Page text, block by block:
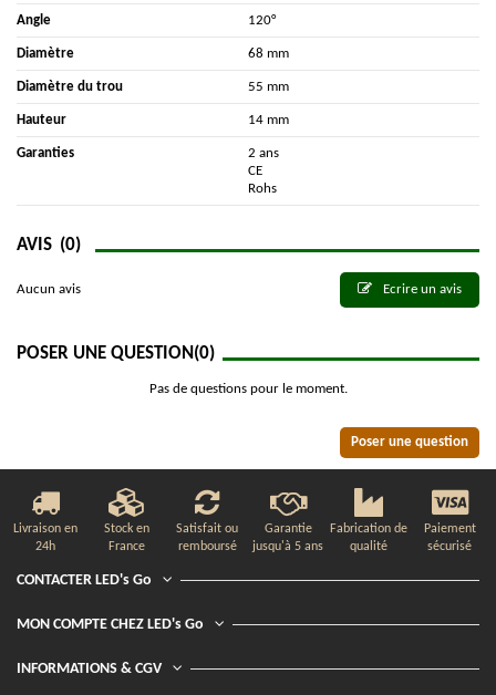
Angle 120°
Diamètre 68 mm
Diamètre du trou 55 mm
Hauteur 14 mm
Garanties
2 ans
CE
Rohs
AVIS (0)
Aucun avis Ecrire un avis
POSER UNE QUESTION(0)
Pas de questions pour le moment.
Poser une question
Livraison en
24h
Stock en
France
Satisfait ou
remboursé
Garantie
jusqu'à 5 ans
Fabrication de
qualité
Paiement
sécurisé
CONTACTER LED's Go
MON COMPTE CHEZ LED's Go
INFORMATIONS & CGV